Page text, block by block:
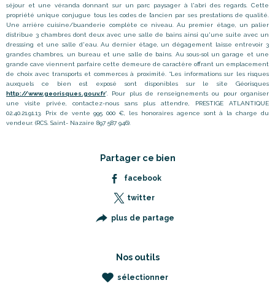
séjour et une véranda donnant sur un parc paysager à l'abri des regards. Cette
propriété unique conjugue tous les codes de l’ancien par ses prestations de qualité.
Une arrière cuisine/buanderie complète ce niveau. Au premier étage, un palier
distribue 3 chambres dont deux avec une salle de bains ainsi qu'une suite avec un
dresssing et une salle d'eau. Au dernier étage, un dégagement laisse entrevoir 3
grandes chambres, un bureau et une salle de bains. Au sous-sol un garage et une
grande cave viennent parfaire cette demeure de caractère offrant un emplacement
de choix avec transports et commerces à proximité. “Les informations sur les risques
auxquels ce bien est exposé sont disponibles sur le site Géorisques
http://www.georisques.gouv.fr”. Pour plus de renseignements ou pour organiser
une visite privée, contactez-nous sans plus attendre, PRESTIGE ATLANTIQUE
02.40.21.91.13. Prix de vente 995 000 €, les honoraires agence sont à la charge du
vendeur. (RCS. Saint- Nazaire 897 587 946).
Partager ce bien
facebook
twitter
plus de partage
Nos outils
sélectionner